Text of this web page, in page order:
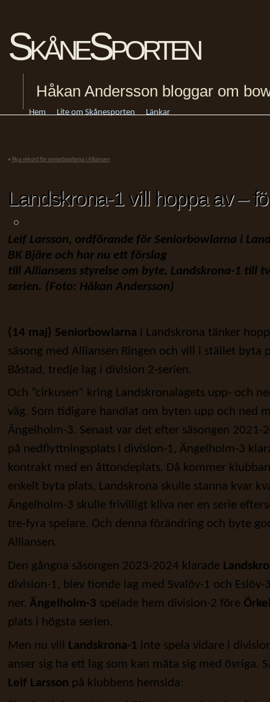
SkåneSporten
Håkan Andersson bloggar om
Hem Lite om Skånesporten Länkar
« Nya rekord för seniorbowlarna i Alliansen
Landskrona-1 vill hoppa av –
Leif Larsson, ordförande för Seniorbowlarna i
BK Bjäre och har nu ett förslag
till Alliansens styrelse om byte, Landskrona-1 till
serien. (Foto: Håkan Andersson)
(14 maj) Seniorbowlarna i Landskrona tänker
säsong med Alliansen Ringen och vill i stället byta
Båstad, tredje lag i division 2-serien.
Och ”cirkusen” kring Landskronalagets upp- och
väg. Som tidigare handlat om byten upp och ned
Ängelholm-3. Senast var det efter säsongen 2021-
på nedflyttningsplats i division-1, Ängelholm-3
kontrakt med en åttondeplats. Då kommer
enkelt byta plats, Landskrona skulle stanna kvar
Ängelholm-3 skulle frivilligt kliva ner en serie
tre-fyra spelare. Och denna förändring och byte
Alliansen.
Den gångna säsongen 2023-2024 klarade
division-1, blev tionde lag med Svalöv-1 och
ner. Ängelholm-3 spelade hem division-2 före
plats i högsta serien.
Men nu vill Landskrona-1 inte spela vidare i
anser sig ha ett lag som kan mäta sig med övriga.
Leif Larsson på klubbens hemsida: